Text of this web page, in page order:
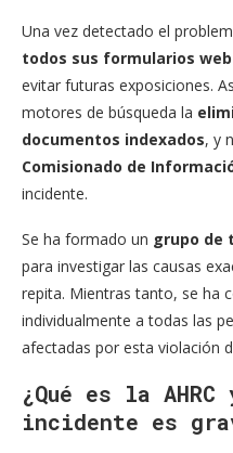
Una vez detectado el
todos sus formularios web
evitar futuras exposiciones.
motores de búsqueda la
documentos indexados, y
Comisionado de
incidente.
Se ha formado un grupo de
para investigar las causas
repita. Mientras tanto, se ha
individualmente a todas las
afectadas por esta violación
¿Qué es la
incidente es